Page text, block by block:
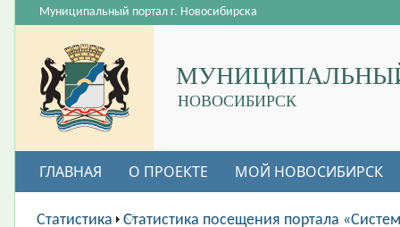
НОВОСИБИРСК
Муниципальный портал г. Новосибирска
ГЛАВНАЯ О ПРОЕКТЕ МОЙ НОВОСИБИРСК
ВАКАНСИИ
Статистика
Статистика посещения портала